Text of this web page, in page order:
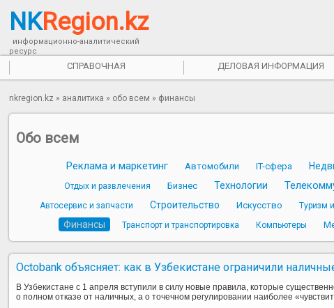
NKRegion.kz
информационно-аналитический
ресурс
СПРАВОЧНАЯ ДЕЛОВАЯ ИНФОРМАЦИЯ
nkregion.kz » аналитика » обо всем » финансы
Обо всем
Реклама и маркетинг Автомобили IT-сфера
Отдых и развлечения Бизнес Технологии
Автосервис и запчасти
Строительство Искусство Туризм
Финансы Транспорт и транспортировка Компьютеры
Octobank объясняет: как в Узбекистане ограничили
В Узбекистане с 1 апреля вступили в силу новые правила, которые
о полном отказе от наличных, а о точечном регулировании наиболее